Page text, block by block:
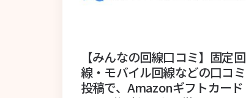
【みんなの回線口コミ】固定回
線・モバイル回線などの口コミ
投稿で、Amazonギフトカード